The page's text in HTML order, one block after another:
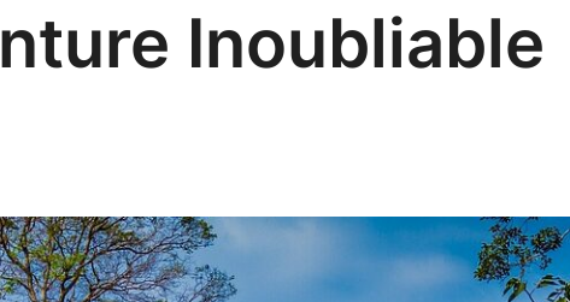
Inoubliable